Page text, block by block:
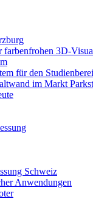
3D-
für den
im Markt
Schweiz
Anwendungen